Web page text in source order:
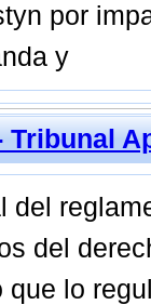
por
y
Tribunal
del
del
lo